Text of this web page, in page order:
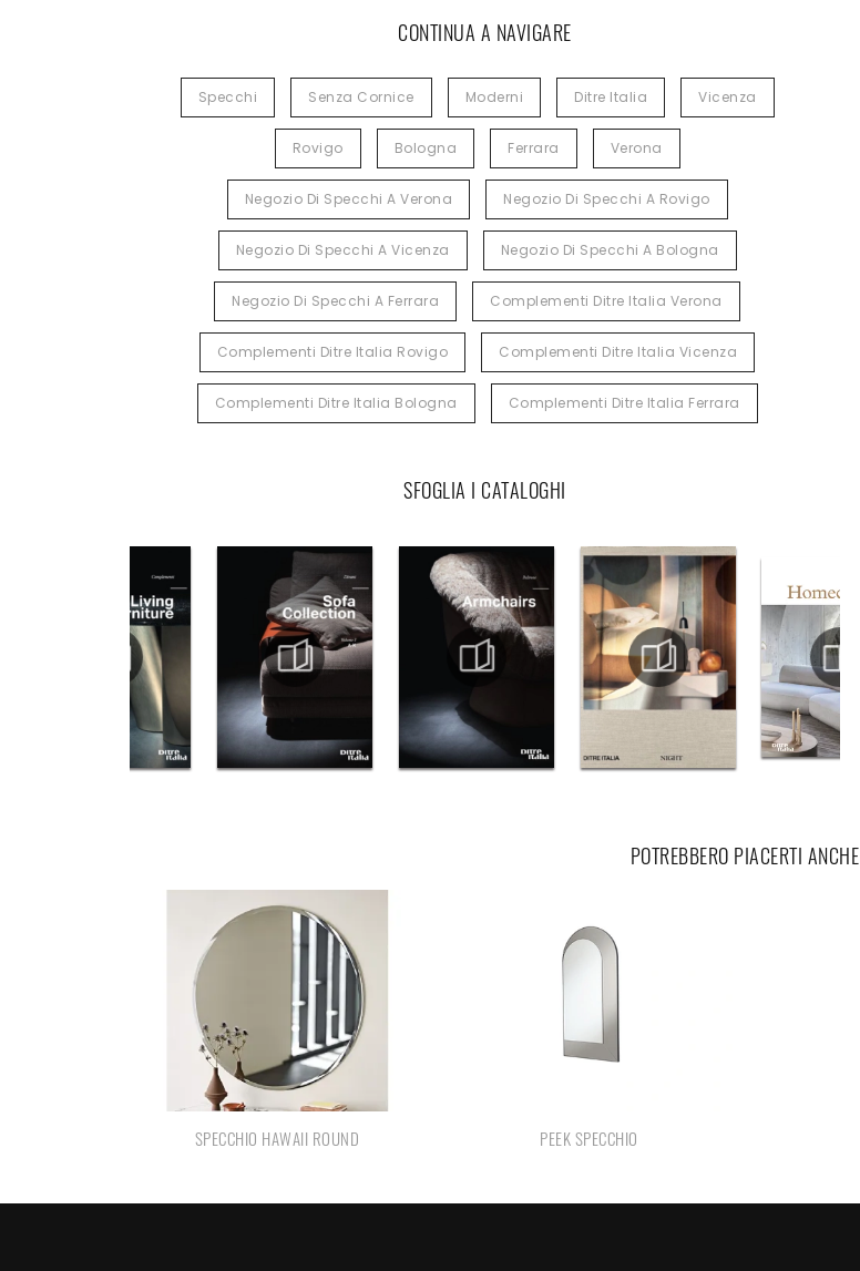
CONTINUA A NAVIGARE
Specchi Senza Cornice Moderni Ditre Italia Vicenza
Rovigo Bologna Ferrara Verona
Negozio Di Specchi A Verona Negozio Di Specchi A Rovigo
Negozio Di Specchi A Vicenza Negozio Di Specchi A Bologna
Negozio Di Specchi A Ferrara Complementi Ditre Italia Verona
Complementi Ditre Italia Rovigo Complementi Ditre Italia Vicenza
Complementi Ditre Italia Bologna Complementi Ditre Italia Ferrara
SFOGLIA I CATALOGHI
POTREBBERO PIACERTI ANCHE
SPECCHIO HAWAII ROUND PEEK SPECCHIO